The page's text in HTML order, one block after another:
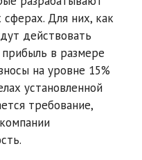
Для них, как
действовать
в размере
на уровне 15%
установленной
требование,